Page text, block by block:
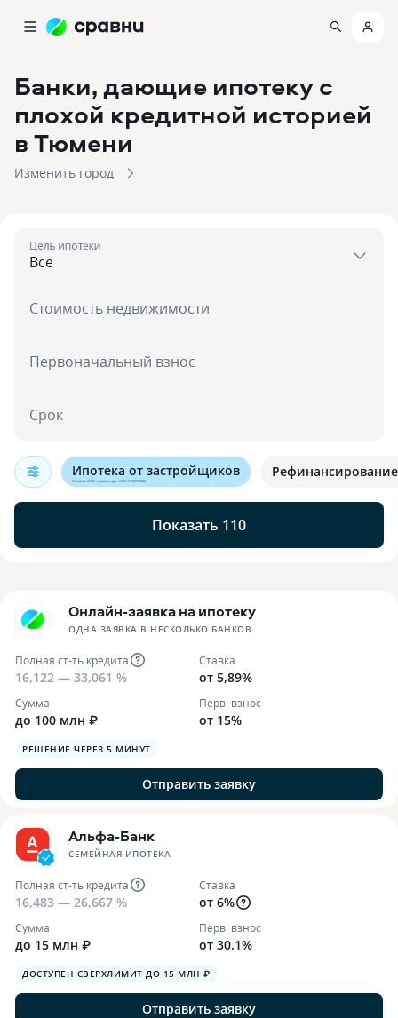
Банки, дающие ипотеку с
плохой кредитной историей
в Тюмени
Изменить город
Цель ипотеки
Стоимость недвижимости
Первоначальный взнос
Срок
Показать 110
Ипотека от застройщиков
Реклама. ООО «Сравни.ру». ИНН 7710718303
Онлайн-заявка на ипотеку
ОДНА ЗАЯВКА В НЕСКОЛЬКО БАНКОВ
Полная ст-ть кредита
16,122 — 33,061 %
Ставка
от 5,89%
Сумма
до 100 млн ₽
Перв. взнос
от 15%
РЕШЕНИЕ ЧЕРЕЗ 5 МИНУТ
Отправить заявку
Альфа-Банк
СЕМЕЙНАЯ ИПОТЕКА
Полная ст-ть кредита
16,483 — 26,667 %
Ставка
от 6%
Сумма
до 15 млн ₽
Перв. взнос
от 30,1%
ДОСТУПЕН СВЕРХЛИМИТ ДО 15 МЛН ₽
Отправить заявку